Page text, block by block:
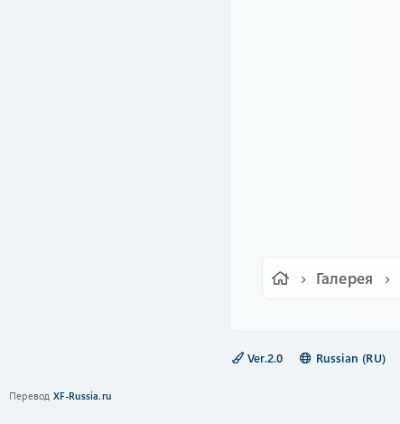
Галерея
Ver.2.0 Russian (RU)
Перевод XF-Russia.ru